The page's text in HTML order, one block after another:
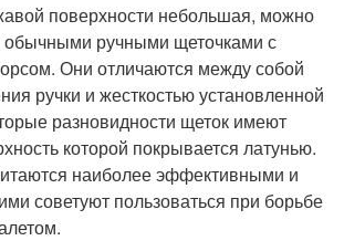
поверхности небольшая, можно
обычными ручными щеточками с
Они отличаются между собой
ручки и жесткостью установленной
разновидности щеток имеют
которой покрывается латунью.
наиболее эффективными и
советуют пользоваться при борьбе